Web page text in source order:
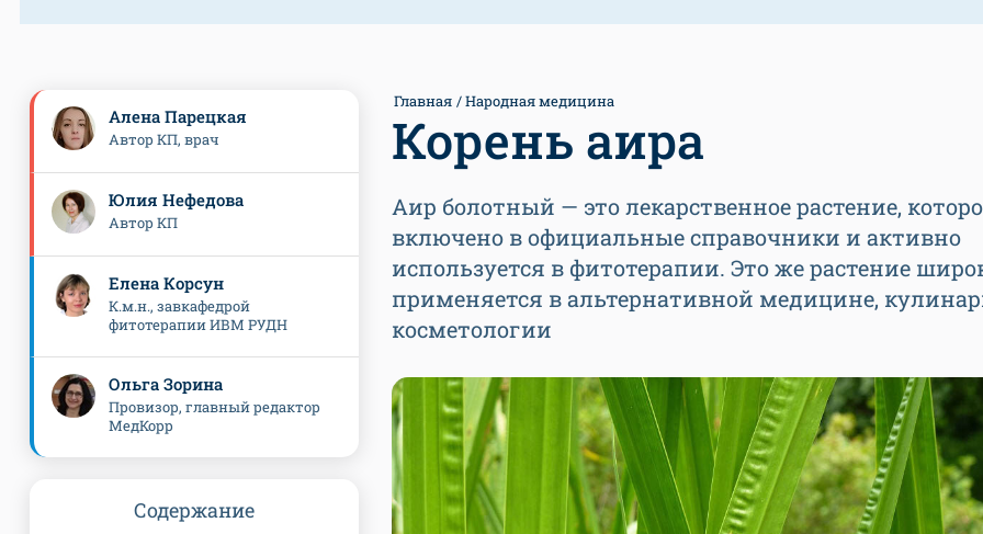
Главная Народная медицина
Корень аира
Аир болотный — это лекарственное растение,
включено в официальные справочники и активно
используется в фитотерапии. Это же растение
применяется в альтернативной медицине,
косметологии
Алена Парецкая
Автор КП, врач
Юлия Нефедова
Автор КП
Елена Корсун
К.м.н., завкафедрой
фитотерапии ИВМ РУДН
Ольга Зорина
Провизор, главный редактор
МедКорр
Содержание